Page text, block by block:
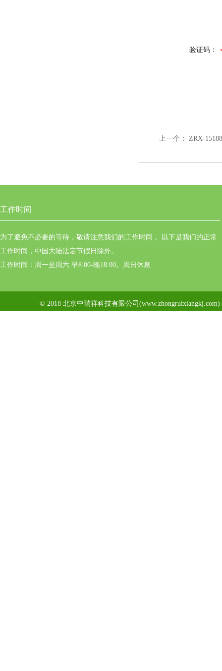
验证码：
上一个： ZRX-
工作时间
为了避免不必要的等待，敬请注意我们的工作时间 。以下是我们的正常
工作时间，中国大陆法定节假日除外。
工作时间：周一至周六 早8:00-晚18:00。周日休息
© 2018 北京中瑞祥科技有限公司